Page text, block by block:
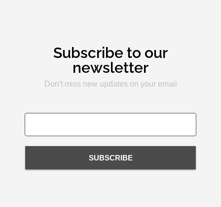
Subscribe to our
newsletter
Don't miss new updates on your email
SUBSCRIBE